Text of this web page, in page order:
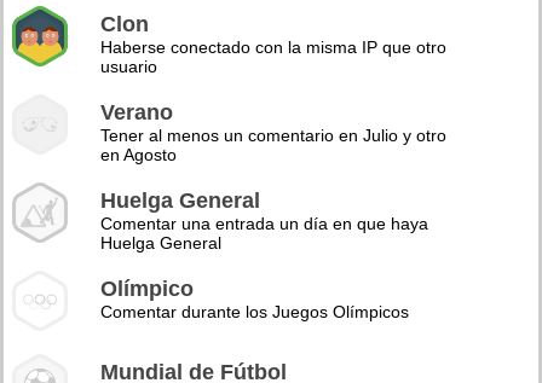
Clon
Haberse conectado con la misma IP que otro
usuario
Verano
Tener al menos un comentario en Julio y otro
en Agosto
Huelga General
Comentar una entrada un día en que haya
Huelga General
Olímpico
Comentar durante los Juegos Olímpicos
Mundial de Fútbol